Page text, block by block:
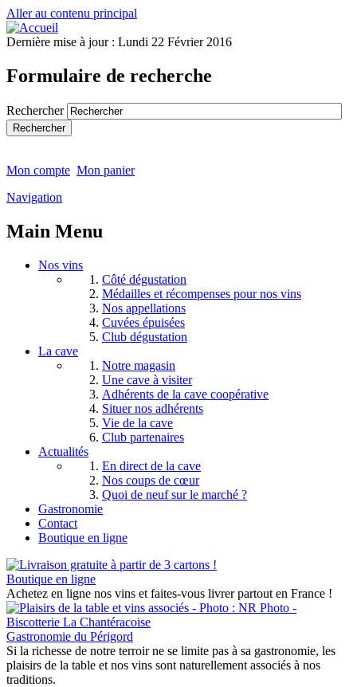
Aller au contenu principal
Dernière mise à jour : Lundi 22 Février 2016
Formulaire de recherche
Rechercher
Mon compte Mon panier
Navigation
Main Menu
Nos vins
Côté dégustation
Médailles et récompenses pour nos vins
Nos appellations
Cuvées épuisées
Club dégustation
La cave
Notre magasin
Une cave à visiter
Adhérents de la cave coopérative
Situer nos adhérents
Vie de la cave
Club partenaires
Actualités
En direct de la cave
Nos coups de cœur
Quoi de neuf sur le marché ?
Gastronomie
Contact
Boutique en ligne
Boutique en ligne
Achetez en ligne nos vins et faites-vous livrer partout en France !
Gastronomie du Périgord
Si la richesse de notre terroir ne se limite pas à sa gastronomie, les
plaisirs de la table et nos vins sont naturellement associés à nos
traditions.